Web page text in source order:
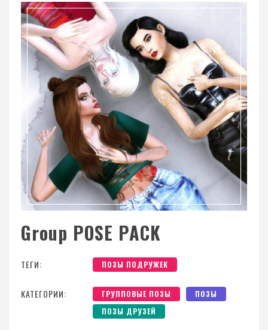
Group POSE PACK
ТЕГИ: ПОЗЫ ПОДРУЖЕК
КАТЕГОРИИ: ГРУППОВЫЕ ПОЗЫ
ПОЗЫ
ПОЗЫ ДРУЗЕЙ